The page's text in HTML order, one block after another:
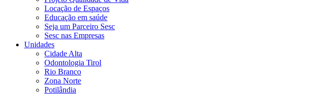
Locação de Espaços
Educação em saúde
Seja um Parceiro Sesc
Sesc nas Empresas
Unidades
Cidade Alta
Odontologia Tirol
Rio Branco
Zona Norte
Potilândia